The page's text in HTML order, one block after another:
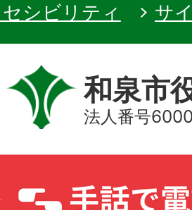
シビリティ
サ
和泉市
法人番号